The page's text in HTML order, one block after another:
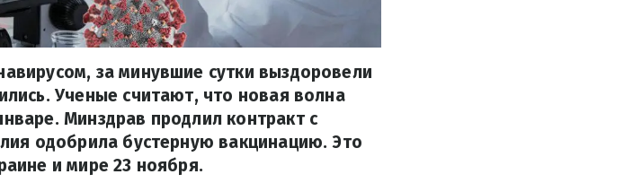
за минувшие сутки выздоровели
Ученые считают, что новая волна
Минздрав продлил контракт с
одобрила бустерную вакцинацию. Это
и мире 23 ноября.